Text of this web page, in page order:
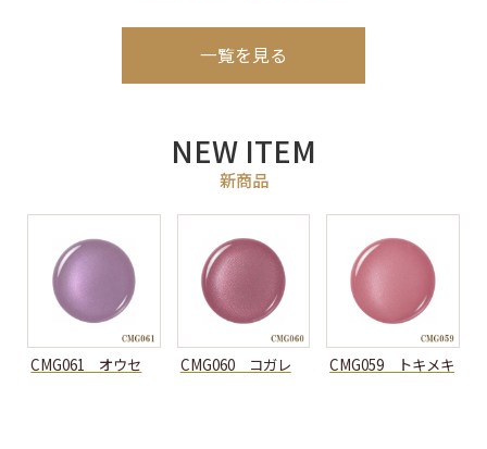
一覧を見る
NEW ITEM
CMG061 オウセ CMG060 コガレ CMG059 トキメキ